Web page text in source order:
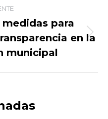
siguiente:
para
en la
municipal